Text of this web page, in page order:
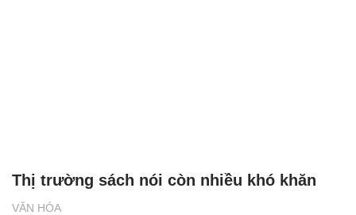
VĂN HÓA
Thị trường sách nói còn nhiều khó khăn